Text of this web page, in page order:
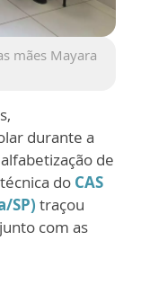
mães Mayara
durante a
de
do CAS
SP) traçou
com as